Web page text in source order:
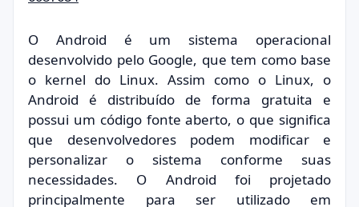
O Android é um sistema operacional
desenvolvido pelo Google, que tem como base
o kernel do Linux. Assim como o Linux, o
Android é distribuído de forma gratuita e
possui um código fonte aberto, o que significa
que desenvolvedores podem modificar e
personalizar o sistema conforme suas
necessidades. O Android foi projetado
principalmente para ser utilizado em